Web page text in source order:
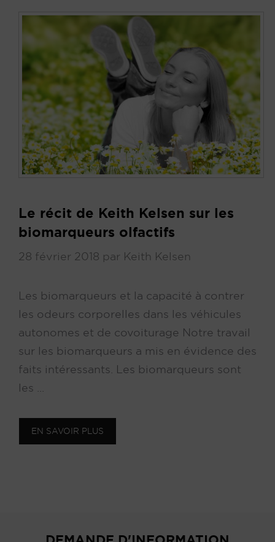
Le récit de Keith Kelsen sur les
biomarqueurs olfactifs
28 février 2018 par Keith Kelsen
Les biomarqueurs et la capacité à contrer
les odeurs corporelles dans les véhicules
autonomes et de covoiturage Notre travail
sur les biomarqueurs a mis en évidence des
faits intéressants. Les biomarqueurs sont
les ...
EN SAVOIR PLUS